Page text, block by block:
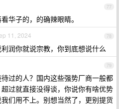
77
华子的，的确辣眼睛。
78
11, 2024
润你就说宗教，你到底想说什么
79
过的人？国内这些强势厂商一般都
过就直接没得谈，你说你有啥优势
们用不上。别想当然了，更别提货